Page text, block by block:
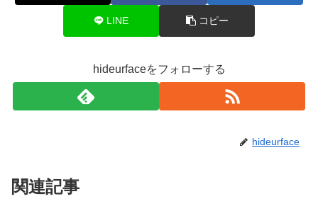
LINE コピー
hideurfaceをフォローする
hideurface
関連記事